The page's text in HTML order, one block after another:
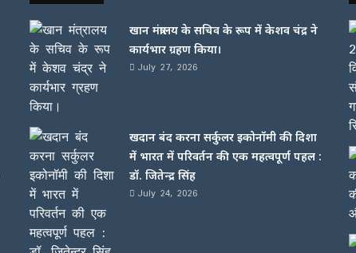
खान मंत्रालय के सचिव के रूप में केशव चंद्र ने
कार्यभार ग्रहण किया।
July 27, 2026
खदान बंद करना सर्कुलर इकोनॉमी की दिशा
में भारत में परिवर्तन की एक महत्वपूर्ण पहल :
डॉ. जितेन्द्र सिंह
July 24, 2026